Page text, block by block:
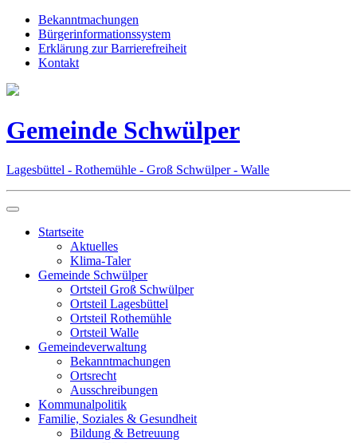
Bekanntmachungen
Bürgerinformationssystem
Erklärung zur Barrierefreiheit
Kontakt
Gemeinde Schwülper
Lagesbüttel - Rothemühle - Groß Schwülper - Walle
Startseite
Aktuelles
Klima-Taler
Gemeinde Schwülper
Ortsteil Groß Schwülper
Ortsteil Lagesbüttel
Ortsteil Rothemühle
Ortsteil Walle
Gemeindeverwaltung
Bekanntmachungen
Ortsrecht
Ausschreibungen
Kommunalpolitik
Familie, Soziales & Gesundheit
Bildung & Betreuung